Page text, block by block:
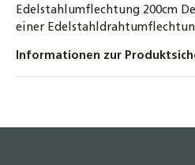
Edelstahlumflechtung 200cm
einer
Informationen zur